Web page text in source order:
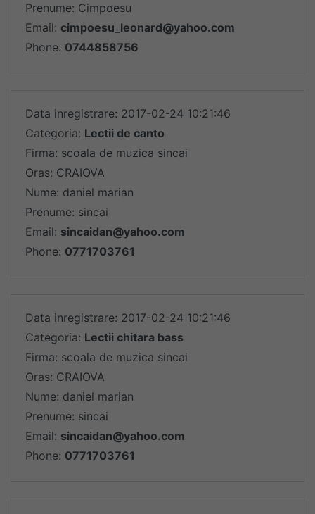
Prenume: Cimpoesu
Email: cimpoesu_leonard@yahoo.com
Phone: 0744858756
Data inregistrare: 2017-02-24 10:21:46
Categoria: Lectii de canto
Firma: scoala de muzica sincai
Oras: CRAIOVA
Nume: daniel marian
Prenume: sincai
Email: sincaidan@yahoo.com
Phone: 0771703761
Data inregistrare: 2017-02-24 10:21:46
Categoria: Lectii chitara bass
Firma: scoala de muzica sincai
Oras: CRAIOVA
Nume: daniel marian
Prenume: sincai
Email: sincaidan@yahoo.com
Phone: 0771703761